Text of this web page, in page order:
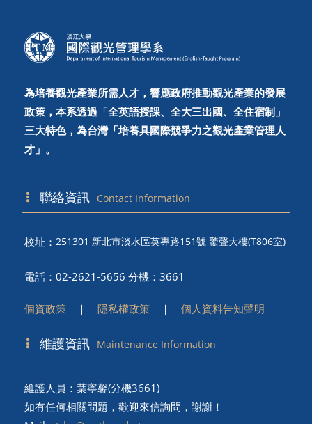
為培養觀光產業所需人才，響應政府推動觀光產業的發展
政策，本系透過「全英語授課、全大三出國、全住宿制」
三大特色，為台灣「培養具國際競爭力之觀光產業管理人
才」。
聯絡資訊 Contact Information
校址： 251301 新北市淡水區英專路151號 驚聲大樓(T806室)
電話：02-2621-5656 分機：3661
個資政策｜ 隱私權政策｜ 個人資料告知聲明
維護資訊 Maintenance Information
維護人員：葉寧馨(分機3661)
如有任何相關問題，歡迎來信詢問，謝謝！